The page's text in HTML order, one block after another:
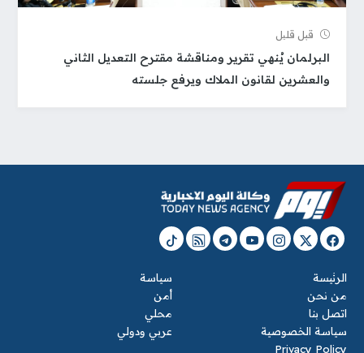
قبل قلیل
البرلمان يُنهي تقرير ومناقشة مقترح التعديل الثاني
والعشرين لقانون الملاك ويرفع جلسته
الرئيسة
من نحن
اتصل بنا
سياسة الخصوصية
Privacy Policy
سياسة
أمن
محلي
عربي ودولي